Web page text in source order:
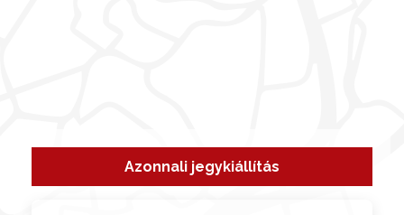
Azonnali jegykiállítás